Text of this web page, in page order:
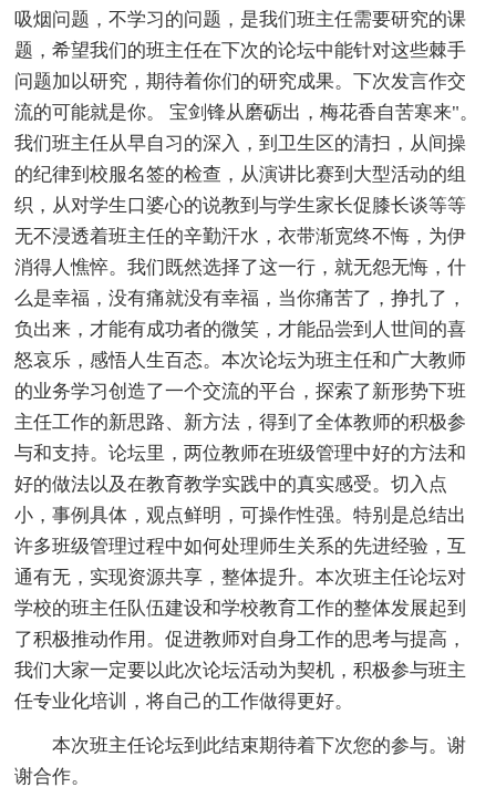
吸烟问题，不学习的问题，是我们班主任需要研究的课
题，希望我们的班主任在下次的论坛中能针对这些棘手
问题加以研究，期待着你们的研究成果。下次发言作交
流的可能就是你。 宝剑锋从磨砺出，梅花香自苦寒来"。
我们班主任从早自习的深入，到卫生区的清扫，从间操
的纪律到校服名签的检查，从演讲比赛到大型活动的组
织，从对学生口婆心的说教到与学生家长促膝长谈等等
无不浸透着班主任的辛勤汗水，衣带渐宽终不悔，为伊
消得人憔悴。我们既然选择了这一行，就无怨无悔，什
么是幸福，没有痛就没有幸福，当你痛苦了，挣扎了，
负出来，才能有成功者的微笑，才能品尝到人世间的喜
怒哀乐，感悟人生百态。本次论坛为班主任和广大教师
的业务学习创造了一个交流的平台，探索了新形势下班
主任工作的新思路、新方法，得到了全体教师的积极参
与和支持。论坛里，两位教师在班级管理中好的方法和
好的做法以及在教育教学实践中的真实感受。切入点
小，事例具体，观点鲜明，可操作性强。特别是总结出
许多班级管理过程中如何处理师生关系的先进经验，互
通有无，实现资源共享，整体提升。本次班主任论坛对
学校的班主任队伍建设和学校教育工作的整体发展起到
了积极推动作用。促进教师对自身工作的思考与提高，
我们大家一定要以此次论坛活动为契机，积极参与班主
任专业化培训，将自己的工作做得更好。
本次班主任论坛到此结束期待着下次您的参与。谢
谢合作。